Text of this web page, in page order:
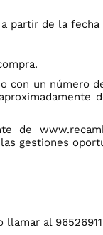
partir de la
con un número
gestiones
llamar al